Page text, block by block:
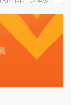
范围内，以确
健康问题相关
者需要有规律
需要进行详细的
与家族病史：
神病史和传染
和医疗记录审查